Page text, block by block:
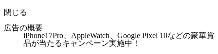
閉じる
広告の概要
iPhone17Pro、AppleWatch、Google Pixel 10などの豪華賞
品が当たるキャンペーン実施中！